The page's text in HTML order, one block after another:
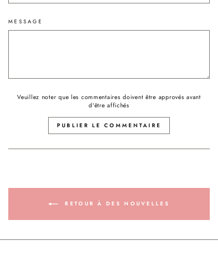
MESSAGE
Veuillez noter que les commentaires doivent être approvés avant
d'être affichés
PUBLIER LE COMMENTAIRE
RETOUR À DES NOUVELLES